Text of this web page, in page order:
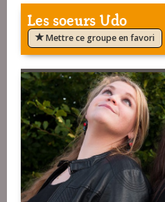
Les soeurs Udo
Mettre ce groupe en favori